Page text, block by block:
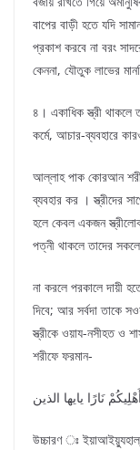
বাপের বাড়ী হতে যদি
প্রকাশ করবে না বরং
কেননা, যৌতুক লাভের
৪। একাধিক স্ত্রী থাকলে
কর্মে, আচার-ব্যবহারে
আল্লাহ পাক কোরআন
ব্যবহার কর । স্ত্রীদের
হলে কেবল একজন
পত্নী থাকলে তাদের
না করলে পরকালে দায়ী
দিবে; আর সর্বদা তাকে
স্ত্রীকে ওয়ায-নসীহত ও
শরীফে ফরমান-
نَارًا يايها الذين
উচ্চারণ ঃ